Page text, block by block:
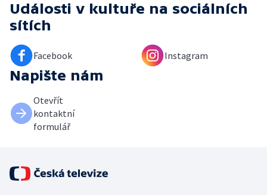
Události v kultuře na sociálních
sítích
Facebook Instagram
Napište nám
Otevřít
kontaktní
formulář